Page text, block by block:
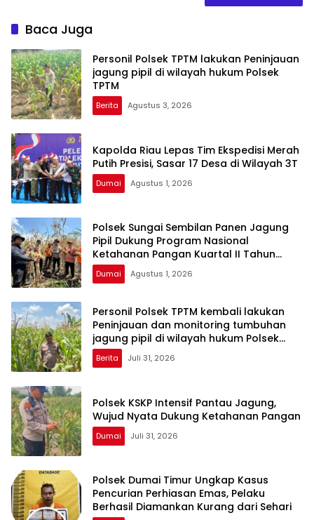
Baca Juga
Personil Polsek TPTM lakukan Peninjauan
jagung pipil di wilayah hukum Polsek
TPTM
Berita Agustus 3, 2026
Kapolda Riau Lepas Tim Ekspedisi Merah
Putih Presisi, Sasar 17 Desa di Wilayah 3T
Dumai Agustus 1, 2026
Polsek Sungai Sembilan Panen Jagung
Pipil Dukung Program Nasional
Ketahanan Pangan Kuartal II Tahun
2026
Dumai Agustus 1, 2026
Personil Polsek TPTM kembali lakukan
Peninjauan dan monitoring tumbuhan
jagung pipil di wilayah hukum Polsek
TPTM
Berita Juli 31, 2026
Polsek KSKP Intensif Pantau Jagung,
Wujud Nyata Dukung Ketahanan Pangan
Dumai Juli 31, 2026
Polsek Dumai Timur Ungkap Kasus
Pencurian Perhiasan Emas, Pelaku
Berhasil Diamankan Kurang dari Sehari